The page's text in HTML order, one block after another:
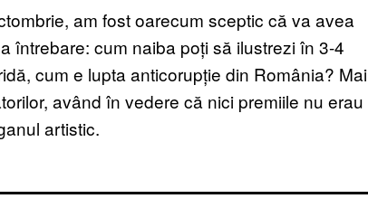
am fost oarecum sceptic că va avea
întrebare: cum naiba poți să ilustrezi în 3-4
cum e lupta anticorupție din România? Mai
având în vedere că nici premiile nu erau
artistic.